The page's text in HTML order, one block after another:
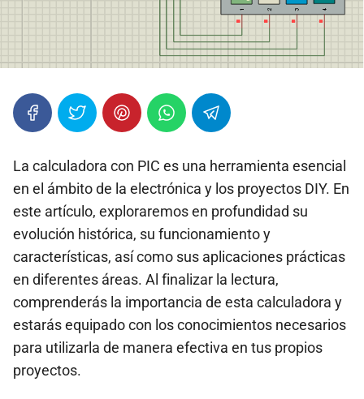
La calculadora con PIC es una herramienta esencial
en el ámbito de la electrónica y los proyectos DIY. En
este artículo, exploraremos en profundidad su
evolución histórica, su funcionamiento y
características, así como sus aplicaciones prácticas
en diferentes áreas. Al finalizar la lectura,
comprenderás la importancia de esta calculadora y
estarás equipado con los conocimientos necesarios
para utilizarla de manera efectiva en tus propios
proyectos.